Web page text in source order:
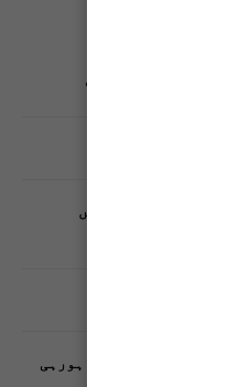
شناخت کیلیے خطرہ؟
قرار
لازمی، کراچی میں
گیر آگاہی مہم!
کیسے خطرناک ثابت ہورہی